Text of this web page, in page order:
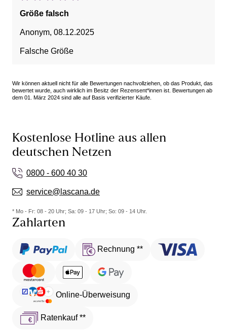
Größe falsch
Anonym, 08.12.2025
Falsche Größe
Wir können aktuell nicht für alle Bewertungen nachvollziehen, ob das Produkt, das
bewertet wurde, auch wirklich im Besitz der Rezensent*innen ist. Bewertungen ab
dem 01. März 2024 sind alle auf Basis verifizierter Käufe.
Kostenlose Hotline aus allen
deutschen Netzen
0800 - 600 40 30
service@lascana.de
* Mo - Fr: 08 - 20 Uhr; Sa: 09 - 17 Uhr; So: 09 - 14 Uhr.
Zahlarten
Rechnung **
Online-Überweisung
Ratenkauf **